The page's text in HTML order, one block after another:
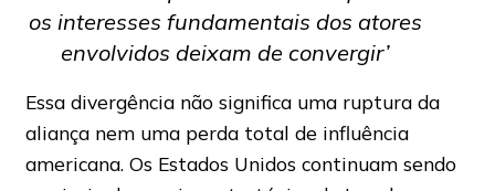
os interesses fundamentais dos atores
envolvidos deixam de convergir’
Essa divergência não significa uma ruptura da
aliança nem uma perda total de influência
americana. Os Estados Unidos continuam sendo